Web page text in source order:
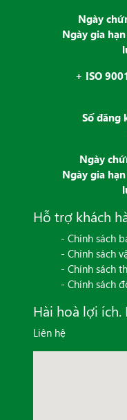
Ngày
Ngày gia
+ ISO
Số đăng
Ngày
Ngày gia
Hỗ trợ khách
- Chính sách
- Chính sách
- Chính sách
- Chính sách
Hài hoà lợi
Liên hệ